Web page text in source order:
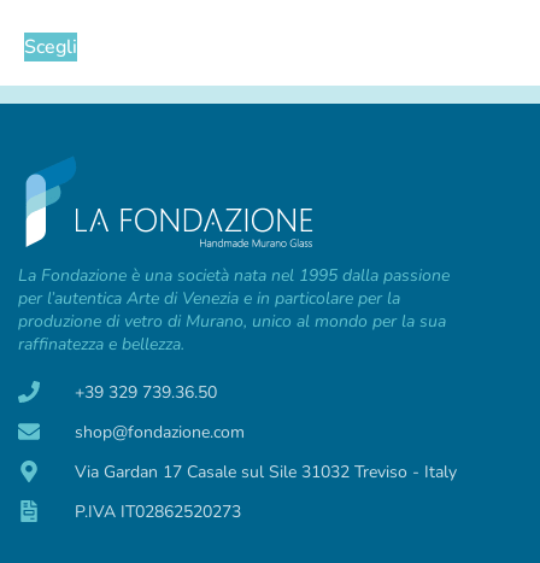
Scegli
La Fondazione è una società nata nel 1995 dalla passione
per l’autentica Arte di Venezia e in particolare per la
produzione di vetro di Murano, unico al mondo per la sua
raffinatezza e bellezza.
+39 329 739.36.50
shop@fondazione.com
Via Gardan 17 Casale sul Sile 31032 Treviso - Italy
P.IVA IT02862520273